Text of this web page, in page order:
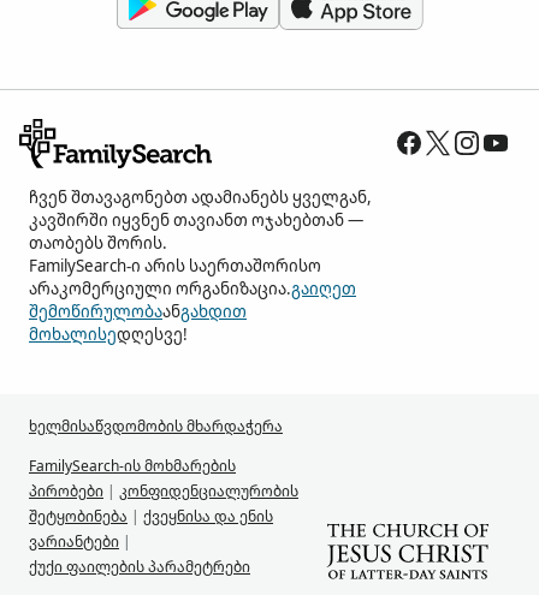
ჩვენ შთავაგონებთ ადამიანებს ყველგან,
კავშირში იყვნენ თავიანთ ოჯახებთან —
თაობებს შორის.
FamilySearch-ი არის საერთაშორისო
არაკომერციული ორგანიზაცია.გაიღეთ
შემოწირულობაანგახდით
მოხალისედღესვე!
ხელმისაწვდომობის მხარდაჭერა
FamilySearch-ის მოხმარების
პირობები | კონფიდენციალურობის
შეტყობინება | ქვეყნისა და ენის
ვარიანტები |
ქუქი ფაილების პარამეტრები